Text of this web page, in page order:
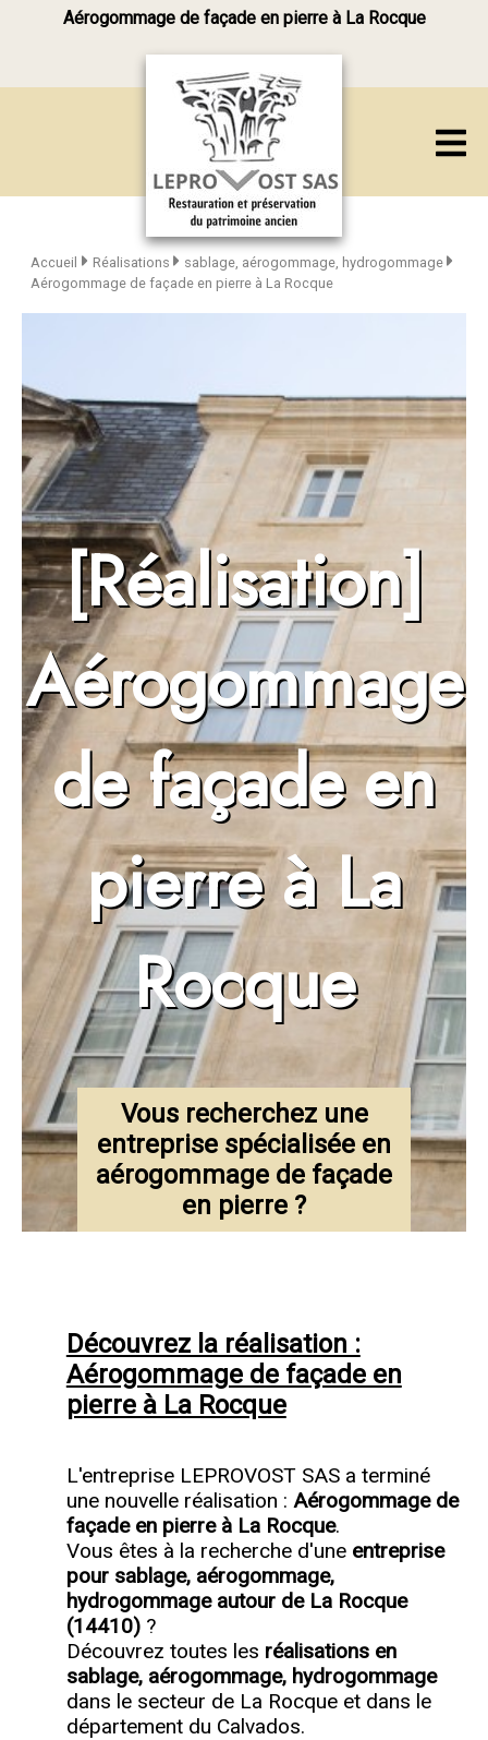
Aérogommage de façade en pierre à La Rocque
Accueil Réalisations
sablage, aérogommage, hydrogommage
Aérogommage de façade en pierre à La Rocque
[Réalisation]
Aérogommage
de façade en
pierre à La
Rocque
Vous recherchez une
entreprise spécialisée en
aérogommage de façade
en pierre ?
Découvrez la réalisation :
Aérogommage de façade en
pierre à La Rocque
L'entreprise LEPROVOST SAS a terminé
une nouvelle réalisation : Aérogommage de
façade en pierre à La Rocque.
Vous êtes à la recherche d'une entreprise
pour sablage, aérogommage,
hydrogommage autour de La Rocque
(14410)?
Découvrez toutes les réalisations en
sablage, aérogommage, hydrogommage
dans le secteur de La Rocque et dans le
département du Calvados.